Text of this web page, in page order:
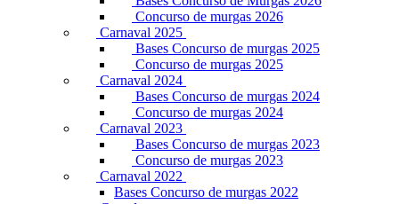
Concurso de murgas 2026
Carnaval 2025
Bases Concurso de murgas 2025
Concurso de murgas 2025
Carnaval 2024
Bases Concurso de murgas 2024
Concurso de murgas 2024
Carnaval 2023
Bases Concurso de murgas 2023
Concurso de murgas 2023
Carnaval 2022
Bases Concurso de murgas 2022